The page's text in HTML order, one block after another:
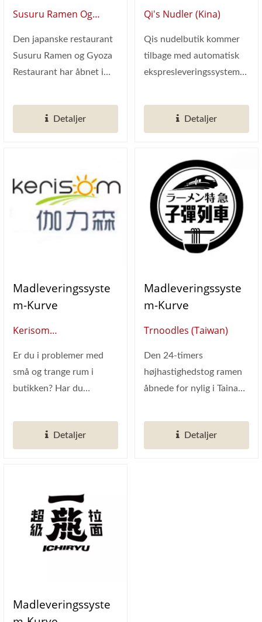
Susuru Ramen Og
Den japanske restaurant
Susuru Ramen og Gyoza
Restaurant har åbnet i
væg...
Detaljer
Qi's Nudler (Kina)
Qis nudelbutik kommer
tilbage med automatisk
ekspresleveringssystem~
berømt...
Detaljer
Madleveringssyste
M-Kurve
Kerisom
Er du i problemer med
små og trange rum i
butikken? Har du
en smal gang...
Detaljer
Madleveringssyste
M-Kurve
Trnoodles (Taiwan)
Den 24-timers
højhastighedstog ramen
åbnede for nylig i Tainan.
skræddersyet...
Detaljer
Madleveringssyste